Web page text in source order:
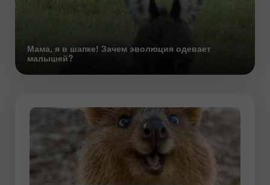
Мама, я в шапке! Зачем эволюция одевает
малышей?